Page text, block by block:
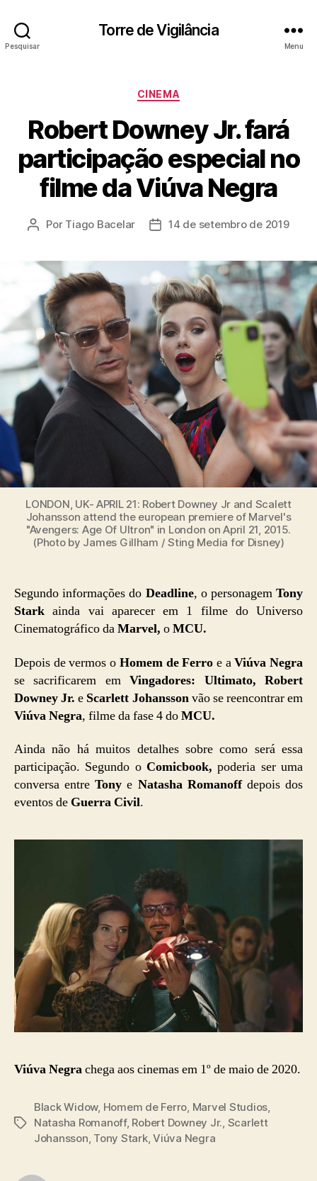
Pesquisar
Torre de Vigilância
Menu
Categorias
CINEMA
Robert Downey Jr. fará
participação especial no
filme da Viúva Negra
Autor
Por Tiago Bacelar
Data14 de setembro de 2019
LONDON, UK- APRIL 21: Robert Downey Jr and Scalett
Johansson attend the european premiere of Marvel's
"Avengers: Age Of Ultron" in London on April 21, 2015.
(Photo by James Gillham / Sting Media for Disney)
Segundo informações do Deadline, o personagem Tony
Stark ainda vai aparecer em 1 filme do Universo
Cinematográfico daMarvel, oMCU.
Depois de vermos o Homem de Ferro e aViúva Negra
se sacrificarem emVingadores: Ultimato, Robert
Downey Jr. e Scarlett Johanssonvão se reencontrar em
Viúva Negra, filme da fase 4 doMCU.
Ainda não há muitos detalhes sobre como será essa
participação. Segundo o Comicbook, poderia ser uma
conversa entreTony e Natasha Romanoffdepois dos
eventos de Guerra Civil.
Viúva Negrachega aos cinemas em 1º de maio de 2020.
Tags
Black Widow, Homem de Ferro, Marvel Studios,
Natasha Romanoff, Robert Downey Jr., Scarlett
Johansson, Tony Stark,Viúva Negra